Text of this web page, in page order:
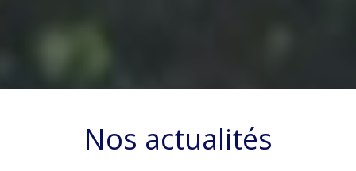
Nos actualités